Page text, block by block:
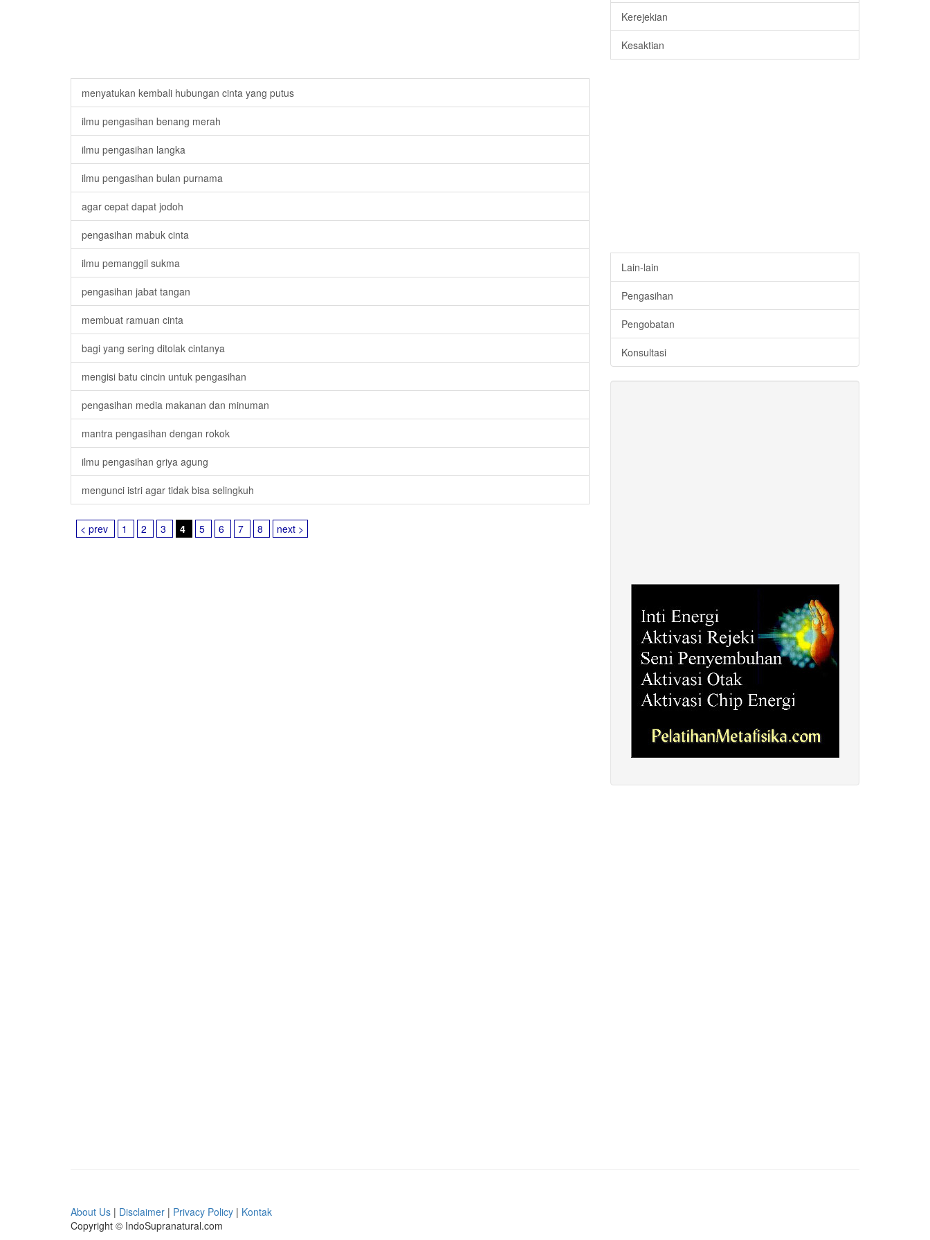
menyatukan kembali hubungan cinta yang putus
ilmu pengasihan benang merah
ilmu pengasihan langka
ilmu pengasihan bulan purnama
agar cepat dapat jodoh
pengasihan mabuk cinta
ilmu pemanggil sukma
pengasihan jabat tangan
membuat ramuan cinta
bagi yang sering ditolak cintanya
mengisi batu cincin untuk pengasihan
pengasihan media makanan dan minuman
mantra pengasihan dengan rokok
ilmu pengasihan griya agung
mengunci istri agar tidak bisa selingkuh
< prev 1 2 3 4 5 6 7 8 next >
Kerejekian
Kesaktian
Lain-lain
Pengasihan
Pengobatan
Konsultasi
About Us | Disclaimer | Privacy Policy | Kontak
Copyright © IndoSupranatural.com